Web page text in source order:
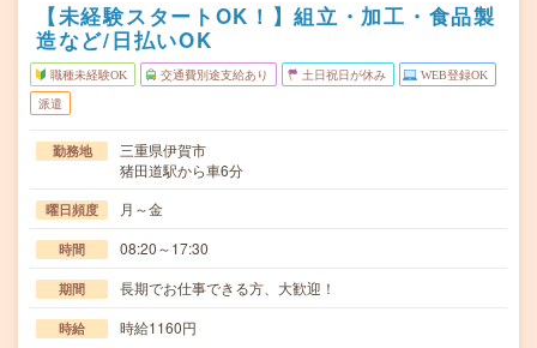
【未経験スタートOK！】組立・加工・食品製
造など/日払いOK
職種未経験OK 交通費別途支給あり 土日祝日が休み WEB登録OK
派遣
勤務地
三重県伊賀市
猪田道駅から車6分
曜日頻度 月～金
時間 08:20～17:30
期間 長期でお仕事できる方、大歓迎！
時給 時給1160円